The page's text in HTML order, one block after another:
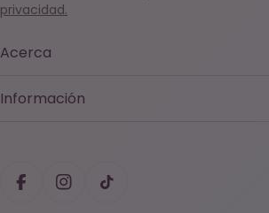
Acerca
Información
privacidad.
Métodos
FacebookInstagram
TikTok